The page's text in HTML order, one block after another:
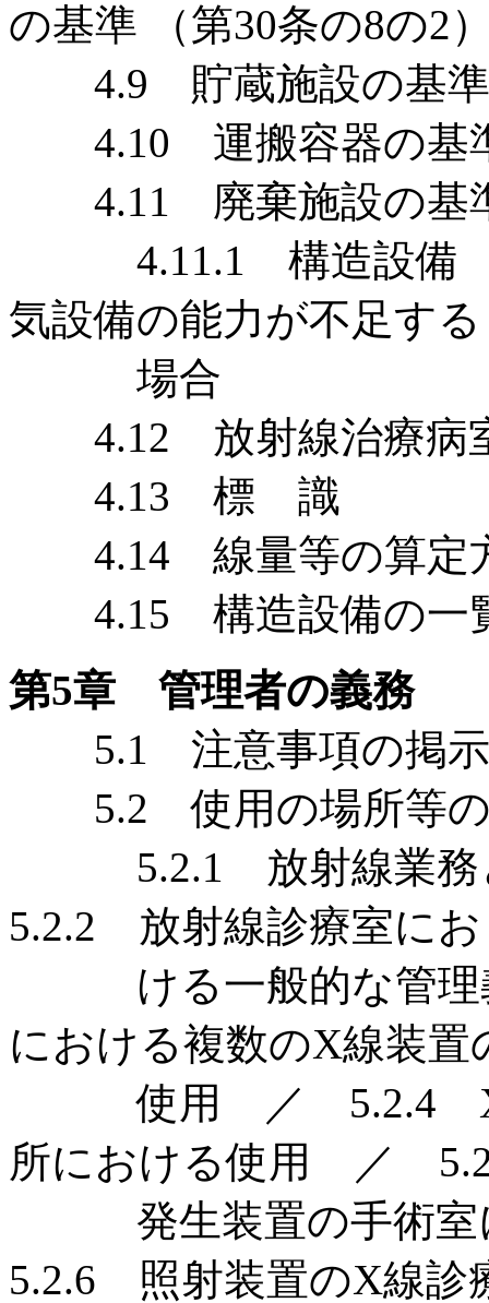
の基準 （第30条の8の2
4.9 貯蔵施設の基準
4.10 運搬容器の基準
4.11 廃棄施設の基準
4.11.1 構造設備
気設備の能力が不足する
場合
4.12 放射線治療病室
4.13 標 識
4.14 線量等の算定
4.15 構造設備の一
第5章 管理者の義務
5.1 注意事項の掲示
5.2 使用の場所等の
5.2.1 放射線業務
5.2.2 放射線診療室にお
ける一般的な管理
における複数のX線装置
使用 ／ 5.2.4 X線
所における使用 ／
発生装置の手術室
5.2.6 照射装置のX線診